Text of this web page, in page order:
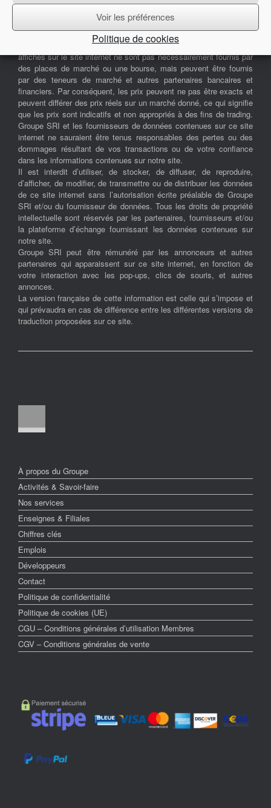
Voir les préférences
Politique de cookies
Groupe SRI tient à vous rappeler que certaines données
contenues sur ce site internet ne sont pas toujours en temps réel,
et peuvent nécessiter des précisions. Les données et les prix
affichés sur le site internet ne sont pas nécessairement fournis par
des places de marché ou une bourse, mais peuvent être fournis
par des teneurs de marché et autres partenaires bancaires et
financiers. Par conséquent, les prix peuvent ne pas être exacts et
peuvent différer des prix réels sur un marché donné, ce qui signifie
que les prix sont indicatifs et non appropriés à des fins de trading.
Groupe SRI et les fournisseurs de données contenues sur ce site
internet ne sauraient être tenus responsables des pertes ou des
dommages résultant de vos transactions ou de votre confiance
dans les informations contenues sur notre site.
Il est interdit d’utiliser, de stocker, de diffuser, de reproduire,
d’afficher, de modifier, de transmettre ou de distribuer les données
de ce site internet sans l’autorisation écrite préalable de Groupe
SRI et/ou du fournisseur de données. Tous les droits de propriété
intellectuelle sont réservés par les partenaires, fournisseurs et/ou
la plateforme d’échange fournissant les données contenues sur
notre site.
Groupe SRI peut être rémunéré par les annonceurs et autres
partenaires qui apparaissent sur ce site internet, en fonction de
votre interaction avec les pop-ups, clics de souris, et autres
annonces.
La version française de cette information est celle qui s’impose et
qui prévaudra en cas de différence entre les différentes versions de
traduction proposées sur ce site.
À propos du Groupe
Activités & Savoir-faire
Nos services
Enseignes & Filiales
Chiffres clés
Emplois
Développeurs
Contact
Politique de confidentialité
Politique de cookies (UE)
CGU – Conditions générales d’utilisation Membres
CGV – Conditions générales de vente